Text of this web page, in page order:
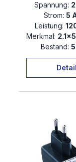
Spannung:
Strom: 5
Leistung:
Merkmal:
Bestand: